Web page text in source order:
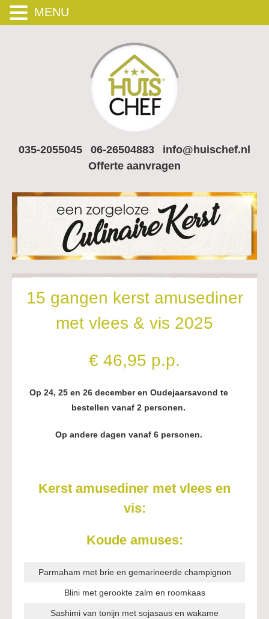
035-2055045 06-26504883
info@huischef.nl
Offerte aanvragen
15 gangen kerst amusediner
met vlees & vis 2025
€ 46,95 p.p.
Op 24, 25 en 26 december en Oudejaarsavond te
bestellen vanaf 2 personen.
Op andere dagen vanaf 6 personen.
Kerst amusediner met vlees en
vis:
Koude amuses:
Parmaham met brie en gemarineerde champignon
Blini met gerookte zalm en roomkaas
Sashimi van tonijn met sojasaus en wakame
MENU